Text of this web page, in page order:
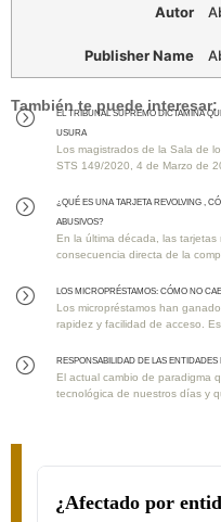
Autor
Publisher Name
También te puede interesar:
=
EL TRIBUNAL SUPREMO DICTAMINA
USURA
Los magistrados de la Sala de
STS 149/2020, 4 de Marzo de
=
¿QUÉ ES UNA TARJETA REVOLVING ,
ABUSIVOS?
En la última década, las
consecuencia directa de la
= Los MICROPRÉSTAMOS: Cómo No
Los micropréstamos han
rapidez y facilidad de acceso.
= RESPONSABILIDAD DE LAS
El actual cambio de paradigma
tecnológica de nuestros días y
¿Afectado por